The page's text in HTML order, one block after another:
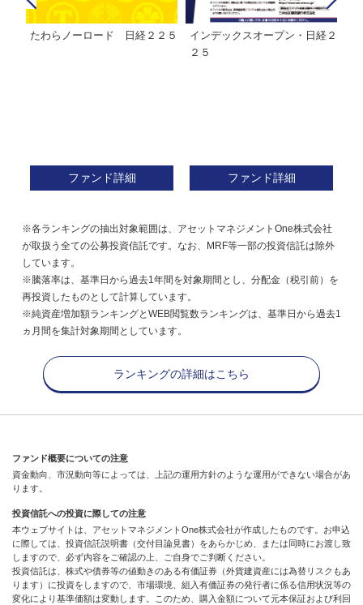
たわらノーロード 日経２２５
ファンド詳細
インデックスオープン・日経２
２５
ファンド詳細
※各ランキングの抽出対象範囲は、アセットマネジメントOne株式会社
が取扱う全ての公募投資信託です。なお、MRF等一部の投資信託は除外
しています。
※騰落率は、基準日から過去1年間を対象期間とし、分配金（税引前）を
再投資したものとして計算しています。
※純資産増加額ランキングとWEB閲覧数ランキングは、基準日から過去1
ヵ月間を集計対象期間としています。
ランキングの詳細はこちら
ファンド概要についての注意
資金動向、市況動向等によっては、上記の運用方針のような運用ができない場合があ
ります。
投資信託への投資に際しての注意
本ウェブサイトは、アセットマネジメントOne株式会社が作成したものです。お申込
に際しては、投資信託説明書（交付目論見書）をあらかじめ、または同時にお渡し致
しますので、必ず内容をご確認の上、ご自身でご判断ください。
投資信託は、株式や債券等の値動きのある有価証券（外貨建資産には為替リスクもあ
ります）に投資をしますので、市場環境、組入有価証券の発行者に係る信用状況等の
変化により基準価額は変動します。このため、購入金額について元本保証および利回